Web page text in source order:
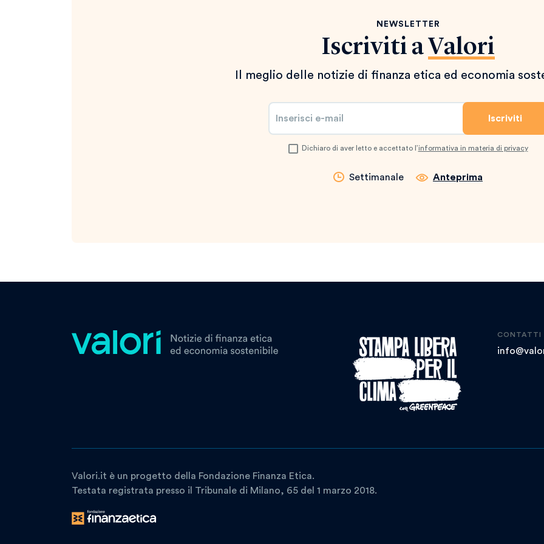
NEWSLETTER
Iscriviti a Valori
Il meglio delle notizie di finanza etica ed economia
Dichiaro di aver letto e accettato l’informativa in materia di privacy
Settimanale Anteprima
CONTATTI
Valori.it è un progetto della Fondazione Finanza Etica.
Testata registrata presso il Tribunale di Milano, 65 del 1 marzo 2018.